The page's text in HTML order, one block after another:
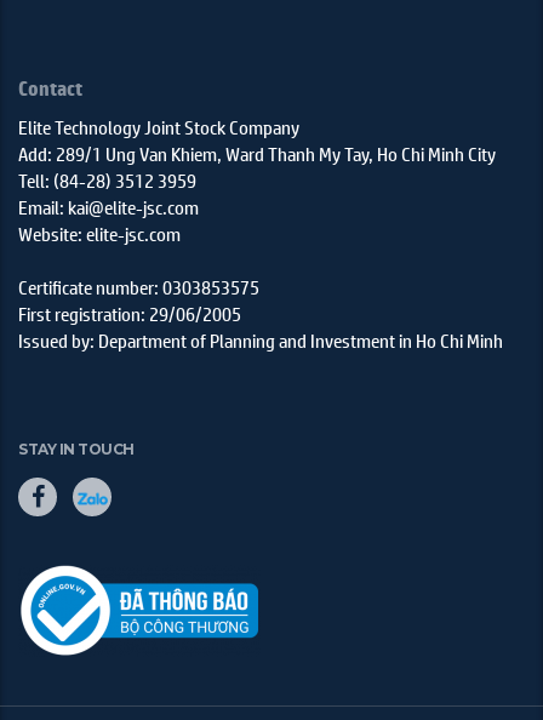
Contact
Elite Technology Joint Stock Company
Add: 289/1 Ung Van Khiem, Ward Thanh My Tay, Ho Chi Minh City
Tell: (84-28) 3512 3959
Email: kai@elite-jsc.com
Website: elite-jsc.com
Certificate number: 0303853575
First registration: 29/06/2005
Issued by: Department of Planning and Investment in Ho Chi Minh
STAY IN TOUCH